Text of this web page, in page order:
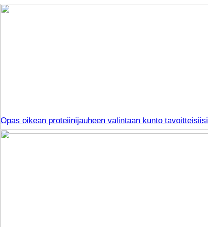
Opas oikean proteiinijauheen valintaan kunto tavoitteisiisi